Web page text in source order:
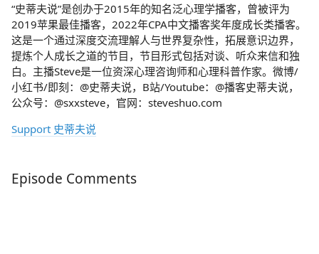
“史蒂夫说”是创办于2015年的知名泛心理学播客，曾被评为
2019苹果最佳播客，2022年CPA中文播客奖年度成长类播客。
这是一个通过深度交流理解人与世界复杂性，拓展意识边界，
提炼个人成长之道的节目，节目形式包括对谈、听众来信和独
白。主播Steve是一位资深心理咨询师和心理科普作家。微博/
小红书/即刻：@史蒂夫说，B站/Youtube：@播客史蒂夫说，
公众号：@sxxsteve，官网：steveshuo.com
Support 史蒂夫说
Episode Comments